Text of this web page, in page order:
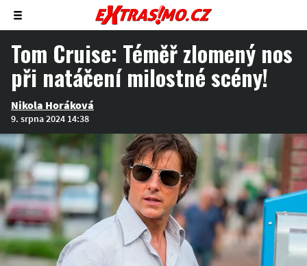
Zobrazit/skrýt
menu
Tom Cruise: Téměř zlomený nos
při natáčení milostné scény!
Nikola Horáková
9. srpna 2024 14:38